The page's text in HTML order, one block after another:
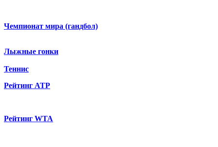
Чемпионат мира (гандбол)
Лыжные гонки
Теннис
Рейтинг ATP
Рейтинг WTA